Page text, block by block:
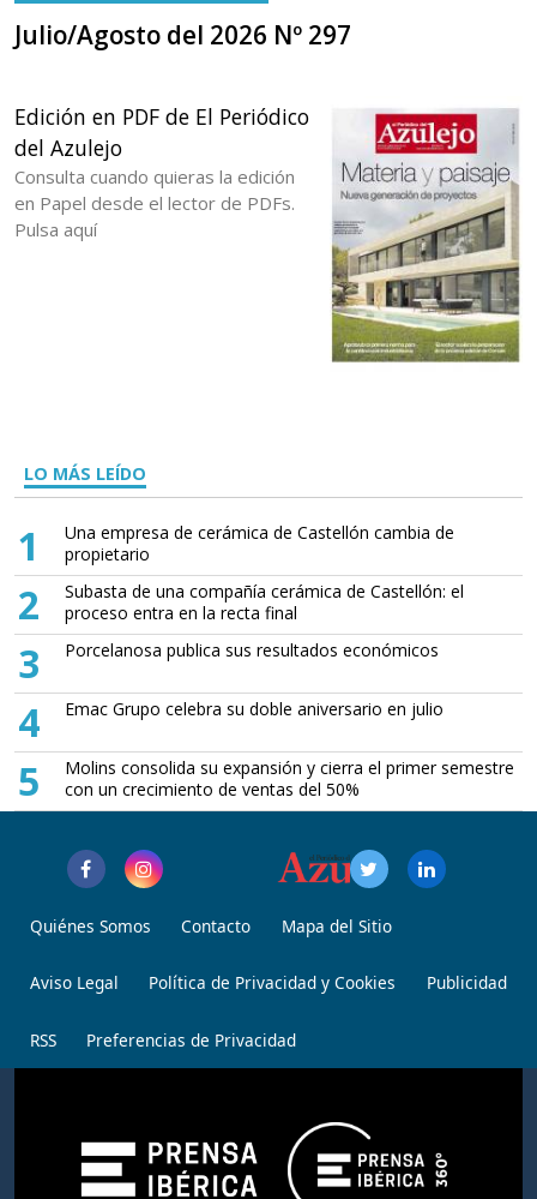
Julio/Agosto del 2026 Nº 297
Edición en PDF de El Periódico
del Azulejo
Consulta cuando quieras la edición
en Papel desde el lector de PDFs.
Pulsa aquí
LO MÁS LEÍDO
1
Una empresa de cerámica de Castellón cambia de
propietario
2
Subasta de una compañía cerámica de Castellón: el
proceso entra en la recta final
3 Porcelanosa publica sus resultados económicos
4 Emac Grupo celebra su doble aniversario en julio
5
Molins consolida su expansión y cierra el primer semestre
con un crecimiento de ventas del 50%
Quiénes Somos Contacto Mapa del Sitio
Aviso Legal Política de Privacidad y Cookies Publicidad
RSS Preferencias de Privacidad